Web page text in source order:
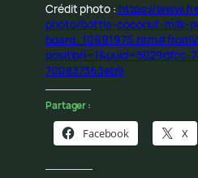
Crédit photo : https://
photo/bottle-coconut-milk-
position=1&uuid=5029dfcc-
700837363eb9
Partager :
Facebook X